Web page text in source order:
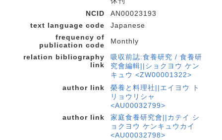
NCID
AN00023193
text language code
Japanese
frequency of
publication code
Monthly
relation bibliography
link
吸収前誌:食養研究 / 食養研
究會編輯||ショクヨウ ケン
キュウ <ZW00001322>
author link
榮養と料理社||エイヨウ ト
リョウリシャ
<AU00032799>
author link
家庭食養研究會||カテイ シ
ョクヨウ ケンキュウカイ
<AU00032798>